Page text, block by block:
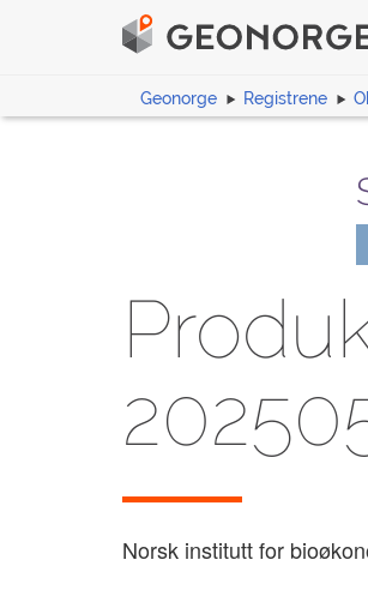
Geonorge Registrene
Norsk institutt for